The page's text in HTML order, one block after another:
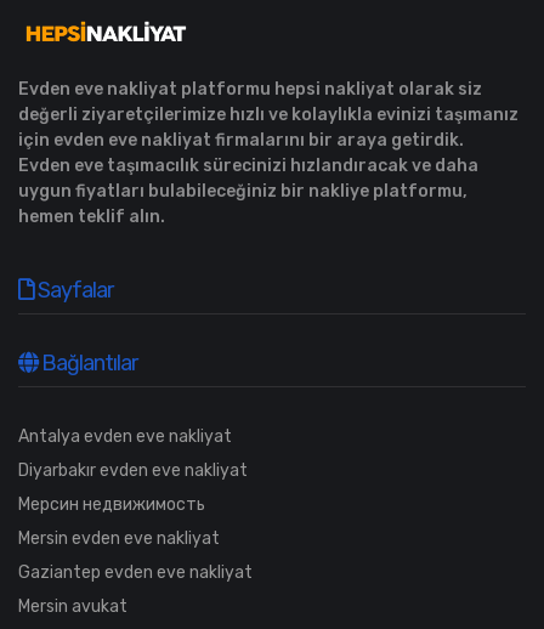
Evden eve nakliyat platformu hepsi nakliyat olarak siz
değerli ziyaretçilerimize hızlı ve kolaylıkla evinizi taşımanız
için evden eve nakliyat firmalarını bir araya getirdik.
Evden eve taşımacılık sürecinizi hızlandıracak ve daha
uygun fiyatları bulabileceğiniz bir nakliye platformu,
hemen teklif alın.
Sayfalar
Bağlantılar
Antalya evden eve nakliyat
Diyarbakır evden eve nakliyat
Мерсин недвижимость
Mersin evden eve nakliyat
Gaziantep evden eve nakliyat
Mersin avukat